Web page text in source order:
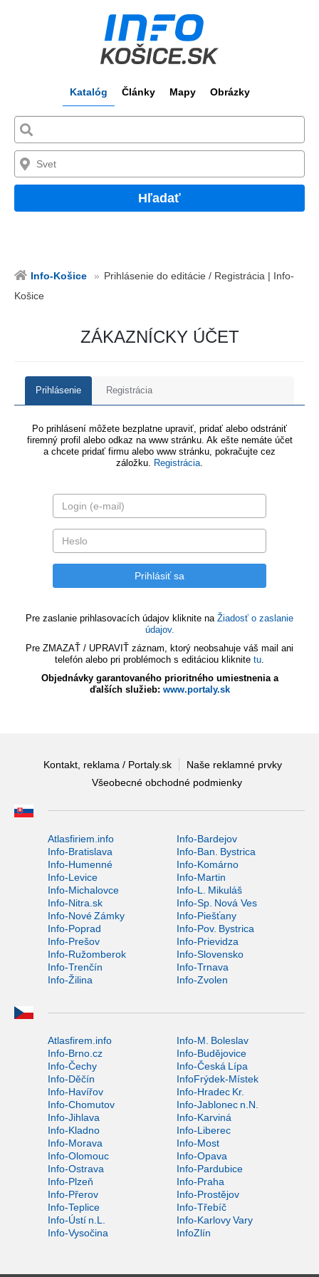
Katalóg Články Mapy Obrázky
Hľadať
Info-Košice
Prihlásenie do editácie / Registrácia | Info-
Košice
ZÁKAZNÍCKY ÚČET
Prihlásenie Registrácia
Po prihlásení môžete bezplatne upraviť, pridať alebo odstrániť
firemný profil alebo odkaz na www stránku. Ak ešte nemáte účet
a chcete pridať firmu alebo www stránku, pokračujte cez
záložku. Registrácia.
Pre zaslanie prihlasovacích údajov kliknite na Žiadosť o zaslanie
údajov.
Pre ZMAZAŤ / UPRAVIŤ záznam, ktorý neobsahuje váš mail ani
telefón alebo pri problémoch s editáciou kliknite tu.
Objednávky garantovaného prioritného umiestnenia a
ďalších služieb: www.portaly.sk
Kontakt, reklama / Portaly.sk
Naše reklamné prvky
Všeobecné obchodné podmienky
Atlasfiriem.info
Info-Bardejov
Info-Bratislava
Info-Ban. Bystrica
Info-Humenné
Info-Komárno
Info-Levice
Info-Martin
Info-Michalovce
Info-L. Mikuláš
Info-Nitra.sk
Info-Sp. Nová Ves
Info-Nové Zámky
Info-Piešťany
Info-Poprad
Info-Pov. Bystrica
Info-Prešov
Info-Prievidza
Info-Ružomberok
Info-Slovensko
Info-Trenčín
Info-Trnava
Info-Žilina
Info-Zvolen
Atlasfirem.info
Info-M. Boleslav
Info-Brno.cz
Info-Budějovice
Info-Čechy
Info-Česká Lípa
Info-Děčín
InfoFrýdek-Místek
Info-Havířov
Info-Hradec Kr.
Info-Chomutov
Info-Jablonec n.N.
Info-Jihlava
Info-Karviná
Info-Kladno
Info-Liberec
Info-Morava
Info-Most
Info-Olomouc
Info-Opava
Info-Ostrava
Info-Pardubice
Info-Plzeň
Info-Praha
Info-Přerov
Info-Prostějov
Info-Teplice
Info-Třebíč
Info-Ústí n.L.
Info-Karlovy Vary
Info-Vysočina
InfoZlín